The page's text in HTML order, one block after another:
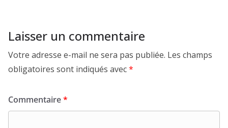
Laisser un commentaire
Votre adresse e-mail ne sera pas publiée. Les champs
obligatoires sont indiqués avec*
Commentaire*